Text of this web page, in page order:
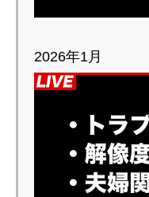
2026年1月